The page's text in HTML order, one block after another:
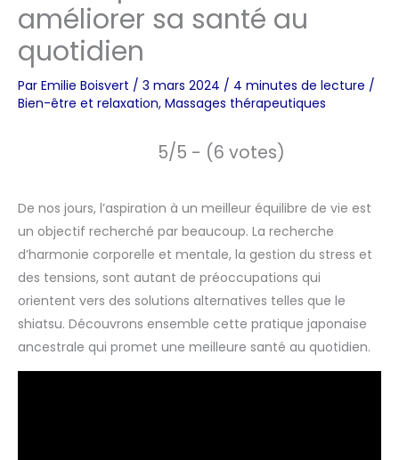
améliorer sa santé au
quotidien
Par Emilie Boisvert / 3 mars 2024 / 4 minutes de lecture /
Bien-être et relaxation, Massages thérapeutiques
5/5 - (6 votes)
De nos jours, l’aspiration à un meilleur équilibre de vie est
un objectif recherché par beaucoup. La recherche
d’harmonie corporelle et mentale, la gestion du stress et
des tensions, sont autant de préoccupations qui
orientent vers des solutions alternatives telles que le
shiatsu. Découvrons ensemble cette pratique japonaise
ancestrale qui promet une meilleure santé au quotidien.